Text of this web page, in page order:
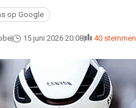
op Google
15 juni 2026 20:08 40 stemmen